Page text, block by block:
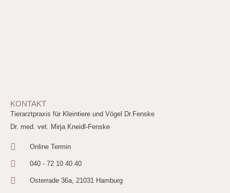
KONTAKT
Tierarztpraxis für Kleintiere und Vögel Dr.Fenske
Dr. med. vet. Mirja Kneidl-Fenske
Online Termin
040 - 72 10 40 40
Osterrade 36a, 21031 Hamburg